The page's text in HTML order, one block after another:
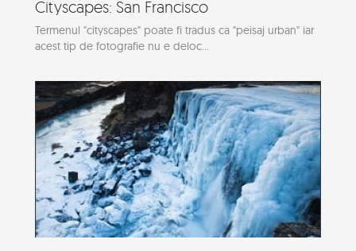
Cityscapes: San Francisco
Termenul "cityscapes" poate fi tradus ca "peisaj urban" iar
acest tip de fotografie nu e deloc...